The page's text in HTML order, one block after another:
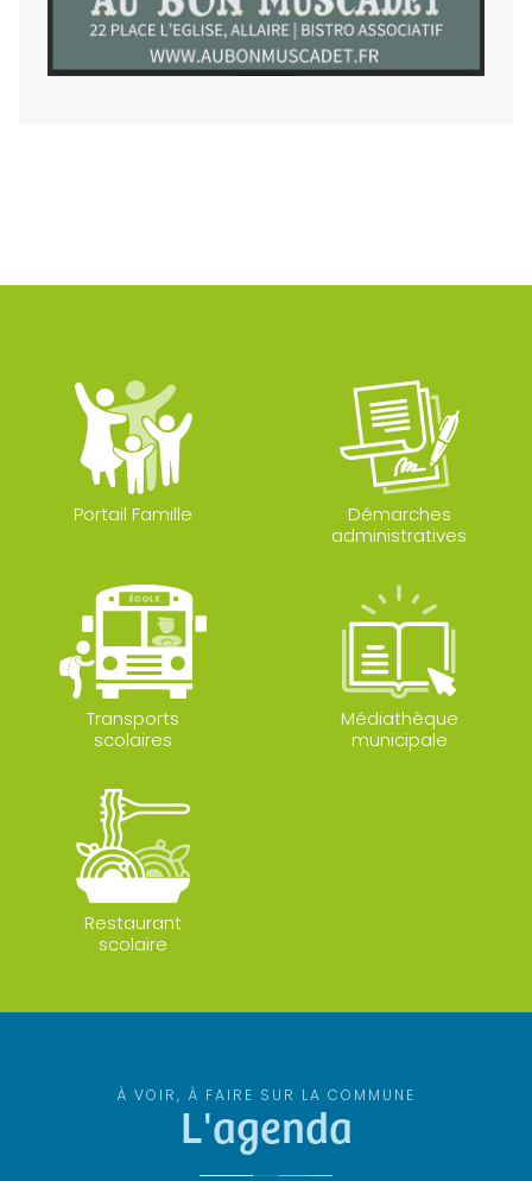
Portail Famille
Démarches
administratives
Transports
scolaires
Médiathèque
municipale
Restaurant
scolaire
À VOIR, À FAIRE SUR LA COMMUNE
L'agenda